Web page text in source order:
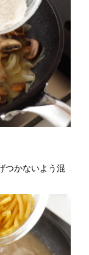
つかないよう混